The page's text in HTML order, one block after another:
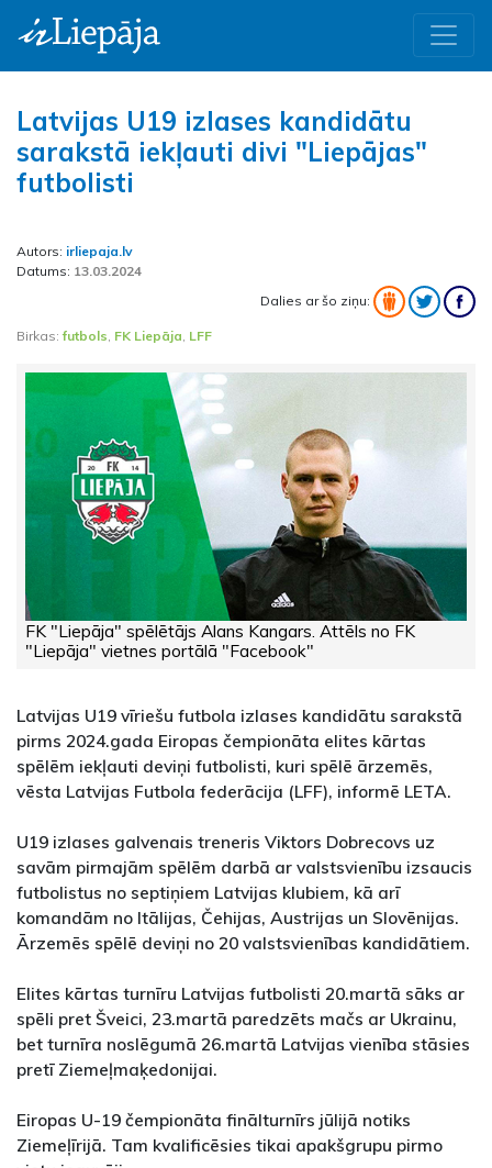
Latvijas U19 izlases kandidātu
sarakstā iekļauti divi "Liepājas"
futbolisti
Autors: irliepaja.lv
Datums: 13.03.2024
Dalies ar šo ziņu:
Birkas:futbols FK Liepāja LFF
FK "Liepāja" spēlētājs Alans Kangars. Attēls no FK
"Liepāja" vietnes portālā "Facebook"
Latvijas U19 vīriešu futbola izlases kandidātu sarakstā
pirms 2024.gada Eiropas čempionāta elites kārtas
spēlēm iekļauti deviņi futbolisti, kuri spēlē ārzemēs,
vēsta Latvijas Futbola federācija (LFF), informē LETA.
U19 izlases galvenais treneris Viktors Dobrecovs uz
savām pirmajām spēlēm darbā ar valstsvienību izsaucis
futbolistus no septiņiem Latvijas klubiem, kā arī
komandām no Itālijas, Čehijas, Austrijas un Slovēnijas.
Ārzemēs spēlē deviņi no 20 valstsvienības kandidātiem.
Elites kārtas turnīru Latvijas futbolisti 20.martā sāks ar
spēli pret Šveici, 23.martā paredzēts mačs ar Ukrainu,
bet turnīra noslēgumā 26.martā Latvijas vienība stāsies
pretī Ziemeļmaķedonijai.
Eiropas U-19 čempionāta finālturnīrs jūlijā notiks
Ziemeļīrijā. Tam kvalificēsies tikai apakšgrupu pirmo